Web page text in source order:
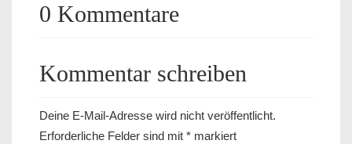
0 Kommentare
Kommentar schreiben
Deine E-Mail-Adresse wird nicht veröffentlicht.
Erforderliche Felder sind mit * markiert